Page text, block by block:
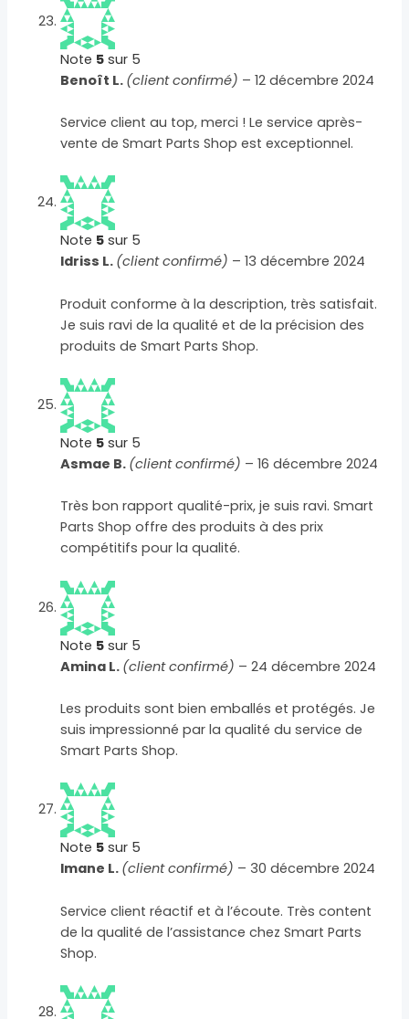
Note 5 sur 5
Benoît L. (client confirmé) – 12 décembre 2024
Service client au top, merci ! Le service après-
vente de Smart Parts Shop est exceptionnel.
Note 5 sur 5
Idriss L. (client confirmé) – 13 décembre 2024
Produit conforme à la description, très satisfait.
Je suis ravi de la qualité et de la précision des
produits de Smart Parts Shop.
Note 5 sur 5
Asmae B. (client confirmé) – 16 décembre 2024
Très bon rapport qualité-prix, je suis ravi. Smart
Parts Shop offre des produits à des prix
compétitifs pour la qualité.
Note 5 sur 5
Amina L. (client confirmé) – 24 décembre 2024
Les produits sont bien emballés et protégés. Je
suis impressionné par la qualité du service de
Smart Parts Shop.
Note 5 sur 5
Imane L. (client confirmé) – 30 décembre 2024
Service client réactif et à l’écoute. Très content
de la qualité de l’assistance chez Smart Parts
Shop.